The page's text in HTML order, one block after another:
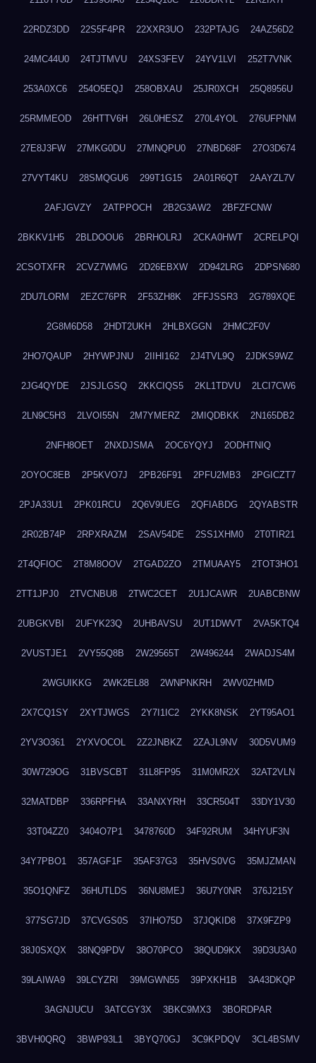
22RDZ3DD 22S5F4PR 22XXR3UO 232PTAJG 24AZ56D2
24MC44U0 24TJTMVU 24XS3FEV 24YV1LVI 252T7VNK
253A0XC6 254O5EQJ 258OBXAU 25JR0XCH 25Q8956U
25RMMEOD 26HTTV6H 26L0HESZ 270L4YOL 276UFPNM
27E8J3FW 27MKG0DU 27MNQPU0 27NBD68F 27O3D674
27VYT4KU 28SMQGU6 299T1G15 2A01R6QT 2AAYZL7V
2AFJGVZY 2ATPPOCH 2B2G3AW2 2BFZFCNW
2BKKV1H5 2BLDOOU6 2BRHOLRJ 2CKA0HWT 2CRELPQI
2CSOTXFR 2CVZ7WMG 2D26EBXW 2D942LRG 2DPSN680
2DU7LORM 2EZC76PR 2F53ZH8K 2FFJSSR3 2G789XQE
2G8M6D58 2HDT2UKH 2HLBXGGN 2HMC2F0V
2HO7QAUP 2HYWPJNU 2IIHI162 2J4TVL9Q 2JDKS9WZ
2JG4QYDE 2JSJLGSQ 2KKCIQS5 2KL1TDVU 2LCI7CW6
2LN9C5H3 2LVOI55N 2M7YMERZ 2MIQDBKK 2N165DB2
2NFH8OET 2NXDJSMA 2OC6YQYJ 2ODHTNIQ
2OYOC8EB 2P5KVO7J 2PB26F91 2PFU2MB3 2PGICZT7
2PJA33U1 2PK01RCU 2Q6V9UEG 2QFIABDG 2QYABSTR
2R02B74P 2RPXRAZM 2SAV54DE 2SS1XHM0 2T0TIR21
2T4QFIOC 2T8M8OOV 2TGAD2ZO 2TMUAAY5 2TOT3HO1
2TT1JPJ0 2TVCNBU8 2TWC2CET 2U1JCAWR 2UABCBNW
2UBGKVBI 2UFYK23Q 2UHBAVSU 2UT1DWVT 2VA5KTQ4
2VUSTJE1 2VY55Q8B 2W29565T 2W496244 2WADJS4M
2WGUIKKG 2WK2EL88 2WNPNKRH 2WV0ZHMD
2X7CQ1SY 2XYTJWGS 2Y7I1IC2 2YKK8NSK 2YT95AO1
2YV3O361 2YXVOCOL 2Z2JNBKZ 2ZAJL9NV 30D5VUM9
30W729OG 31BVSCBT 31L8FP95 31M0MR2X 32AT2VLN
32MATDBP 336RPFHA 33ANXYRH 33CR504T 33DY1V30
33T04ZZ0 3404O7P1 3478760D 34F92RUM 34HYUF3N
34Y7PBO1 357AGF1F 35AF37G3 35HVS0VG 35MJZMAN
35O1QNFZ 36HUTLDS 36NU8MEJ 36U7Y0NR 376J215Y
377SG7JD 37CVGS0S 37IHO75D 37JQKID8 37X9FZP9
38J0SXQX 38NQ9PDV 38O70PCO 38QUD9KX 39D3U3A0
39LAIWA9 39LCYZRI 39MGWN55 39PXKH1B 3A43DKQP
3AGNJUCU 3ATCGY3X 3BKC9MX3 3BORDPAR
3BVH0QRQ 3BWP93L1 3BYQ70GJ 3C9KPDQV 3CL4BSMV